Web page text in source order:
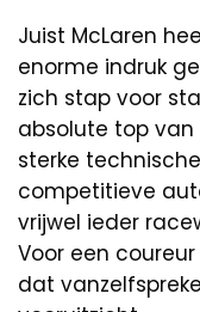
Juist McLaren
enorme indruk
zich stap voor
absolute top van
sterke
competitieve
vrijwel ieder
Voor een
dat